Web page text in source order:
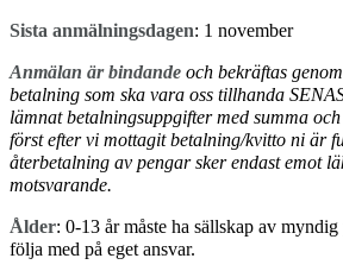
Sista anmälningsdagen: 1 november
Anmälan är bindande och bekräftas
betalning som ska vara oss tillhanda
lämnat betalningsuppgifter med summa
först efter vi mottagit betalning/kvitto ni är
återbetalning av pengar sker endast emot
motsvarande.
Ålder: 0-13 år måste ha sällskap av
följa med på eget ansvar.